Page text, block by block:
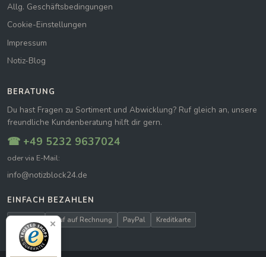
Allg. Geschäftsbedingungen
Cookie-Einstellungen
Impressum
Notiz-Blog
BERATUNG
Du hast Fragen zu Sortiment und Abwicklung? Ruf gleich an, unsere
freundliche Kundenberatung hilft dir gern.
☎ +49 5232 9637024
oder via E-Mail:
info@notizblock24.de
EINFACH BEZAHLEN
Kauf auf Rechnung PayPal Kreditkarte